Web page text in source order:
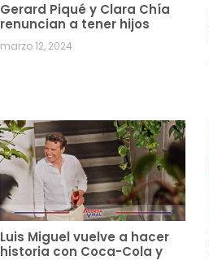
Gerard Piqué y Clara Chía
renuncian a tener hijos
marzo 12, 2024
Luis Miguel vuelve a hacer
historia con Coca-Cola y